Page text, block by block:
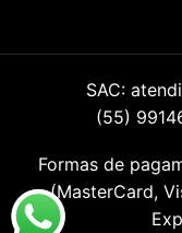
SAC:
(55)
Formas de
(MasterCard,